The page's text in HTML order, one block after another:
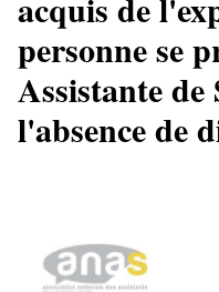
personne se
Assistante de
l'absence de